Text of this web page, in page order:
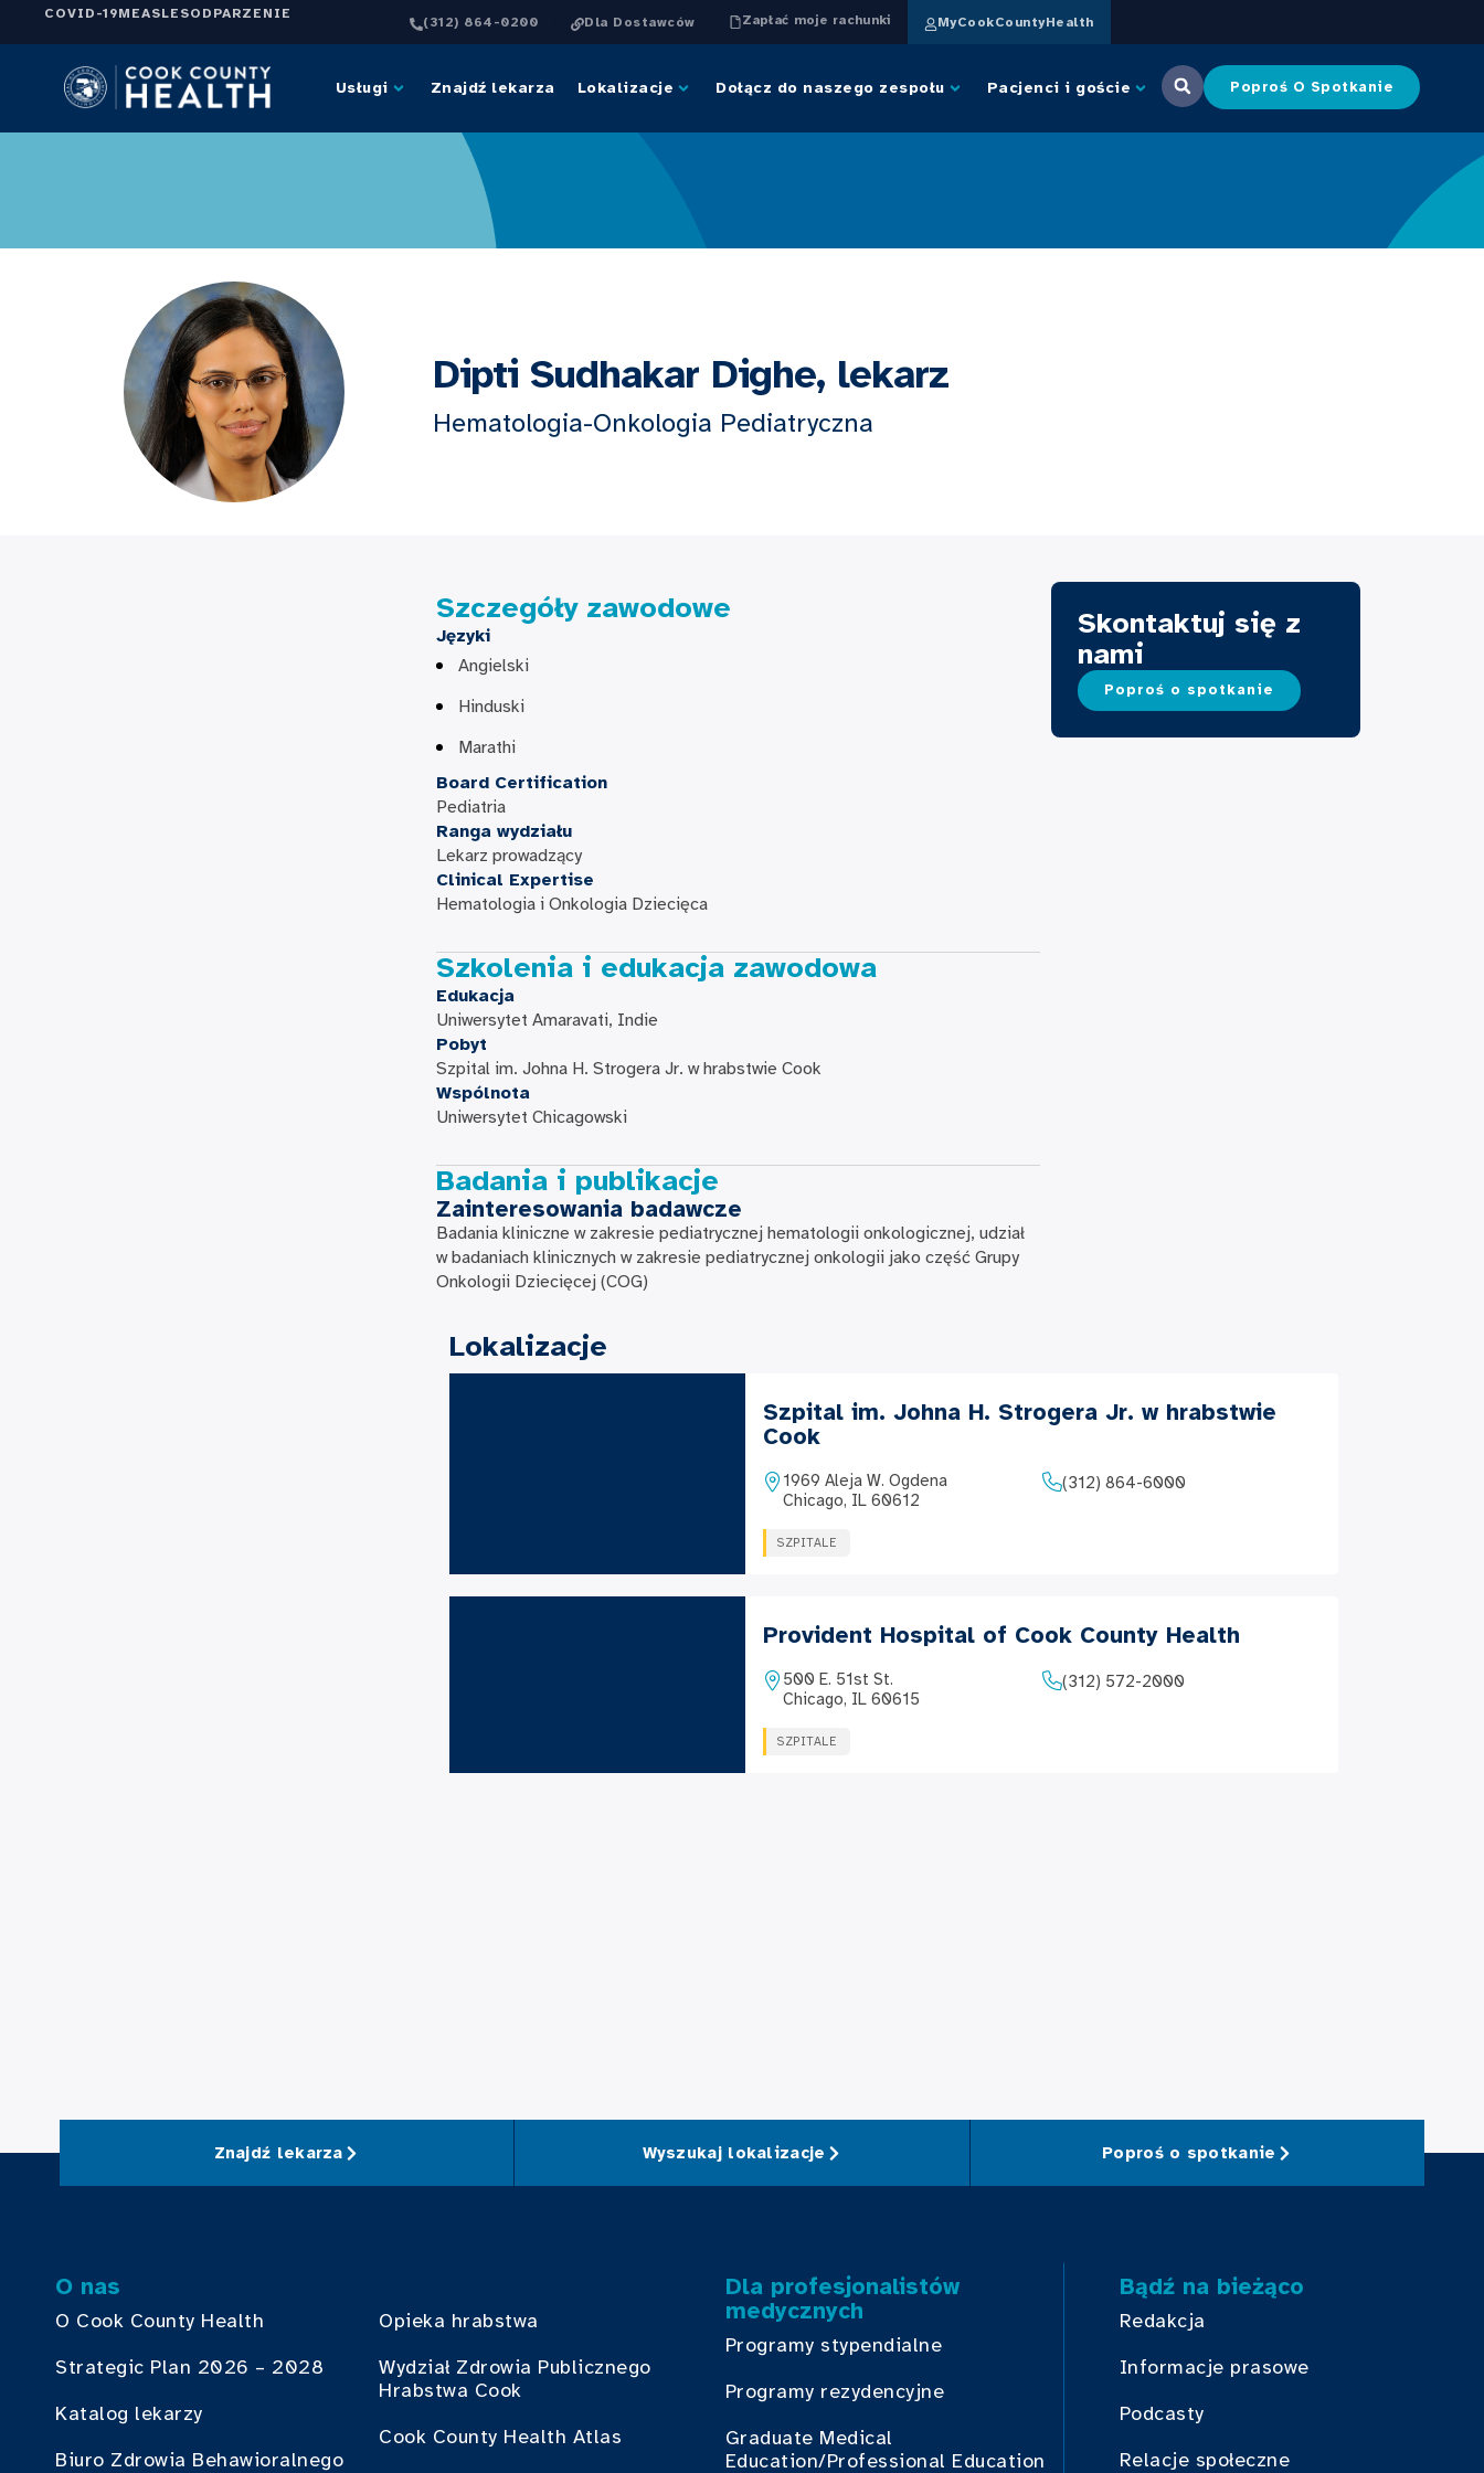
COVID-19MEASLESODPARZENIE
(312) 864-0200 Dla Dostawców Zapłać moje rachunki MyCookCountyHealth
Usługi Znajdź lekarza Lokalizacje Dołącz do naszego zespołu Pacjenci i goście Poproś O Spotkanie
Dipti Sudhakar Dighe, lekarz
Hematologia-Onkologia Pediatryczna
Szczegóły zawodowe
Języki
Angielski
Hinduski
Marathi
Board Certification
Pediatria
Ranga wydziału
Lekarz prowadzący
Clinical Expertise
Hematologia i Onkologia Dziecięca
Szkolenia i edukacja zawodowa
Edukacja
Uniwersytet Amaravati, Indie
Pobyt
Szpital im. Johna H. Strogera Jr. w hrabstwie Cook
Wspólnota
Uniwersytet Chicagowski
Badania i publikacje
Zainteresowania badawcze
Badania kliniczne w zakresie pediatrycznej hematologii onkologicznej, udział
w badaniach klinicznych w zakresie pediatrycznej onkologii jako część Grupy
Onkologii Dziecięcej (COG)
Skontaktuj się z
nami
Poproś o spotkanie
Lokalizacje
Szpital im. Johna H. Strogera Jr. w hrabstwie
Cook
1969 Aleja W. Ogdena
Chicago, IL 60612
(312) 864-6000
SZPITALE
Provident Hospital of Cook County Health
500 E. 51st St.
Chicago, IL 60615
(312) 572-2000
SZPITALE
Znajdź lekarza Wyszukaj lokalizacje Poproś o spotkanie
O nas
O Cook County Health
Strategic Plan 2026 – 2028
Katalog lekarzy
Biuro Zdrowia Behawioralnego
Opieka hrabstwa
Wydział Zdrowia Publicznego
Hrabstwa Cook
Cook County Health Atlas
Dla profesjonalistów
medycznych
Programy stypendialne
Programy rezydencyjne
Graduate Medical
Education/Professional Education
Bądź na bieżąco
Redakcja
Informacje prasowe
Podcasty
Relacje społeczne